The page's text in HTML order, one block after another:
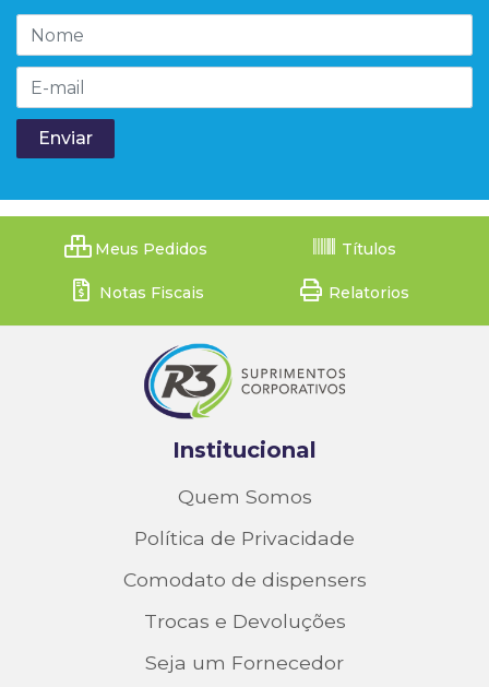
Meus Pedidos Títulos
Notas Fiscais Relatorios
Institucional
Quem Somos
Política de Privacidade
Comodato de dispensers
Trocas e Devoluções
Seja um Fornecedor